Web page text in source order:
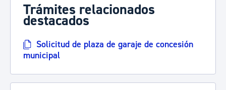
Trámites relacionados
destacados
Solicitud de plaza de garaje de concesión
municipal